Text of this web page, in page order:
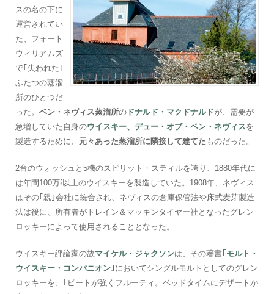
スの名の下に
運営されてい
た、フォート
ウィリアムズ
で｢失われた｣
ふたつの蒸溜
所のひとつだ
った。 ベン・ネヴィス蒸溜所のドナルド・マクドナルドが、需要が
急増していた自身のウイスキー、デュー・オブ・ベン・ネヴィスを
製造するために、 元々あった蒸溜所に隣接して建てた ものだった。
2台のウォッシュと5機のスピリット・スティルを誇り、1880年代に
は年間100万ℓ以上のウイスキーを製造していた。1908年、ネヴィス
はその｢親｣会社に統合され、ネヴィスの倉庫保管法や床式麦芽製造
法は後に、所有者がトレイン＆マッキンタイヤー社となったグレン
ロッキーによって使用されることとなった。
ウイスキー評論家の故マイケル・ジャクソンは、その著書｢モルト・
ウイスキー・コンパニオン｣ においてシングルモルトとしてのグレン
ロッキーを、｢ピートが強くフルーティ。ベッドタイムにデザートか